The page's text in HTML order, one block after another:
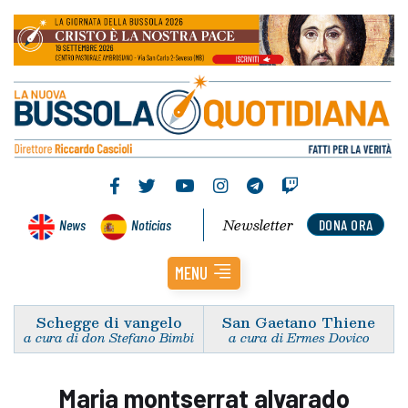
News Noticias DONA ORA
Newsletter
MENU
Schegge di vangelo
a cura di don Stefano Bimbi
San Gaetano Thiene
a cura di Ermes Dovico
Maria montserrat alvarado